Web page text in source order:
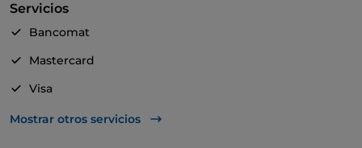
Servicios
Bancomat
Mastercard
Visa
Acceso para inválidos
Mostrar otros servicios